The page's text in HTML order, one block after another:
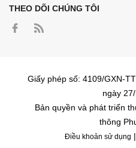
THEO DÕI CHÚNG TÔI
Giấy phép số: 4109/GXN-
ngày
Bản quyền và phát triển
thông
Điều khoản sử dụng |